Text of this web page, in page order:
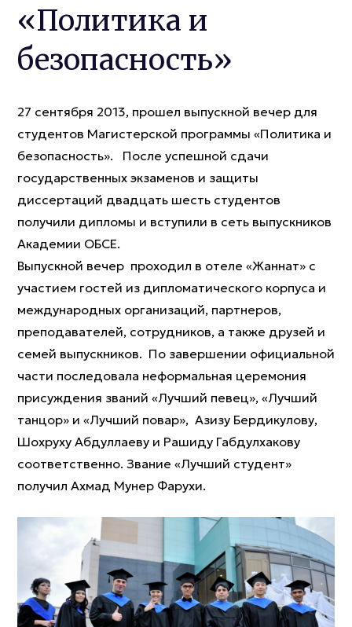
«Политика и
безопасность»
27 сентября 2013, прошел выпускной вечер для
студентов Магистерской программы «Политика и
безопасность». После успешной сдачи
государственных экзаменов и защиты
диссертаций двадцать шесть студентов
получили дипломы и вступили в сеть выпускников
Академии ОБСЕ.
Выпускной вечер проходил в отеле «Жаннат» с
участием гостей из дипломатического корпуса и
международных организаций, партнеров,
преподавателей, сотрудников, а также друзей и
семей выпускников. По завершении официальной
части последовала неформальная церемония
присуждения званий «Лучший певец», «Лучший
танцор» и «Лучший повар», Азизу Бердикулову,
Шохруху Абдуллаеву и Рашиду Габдулхакову
соответственно. Звание «Лучший студент»
получил Ахмад Мунер Фарухи.